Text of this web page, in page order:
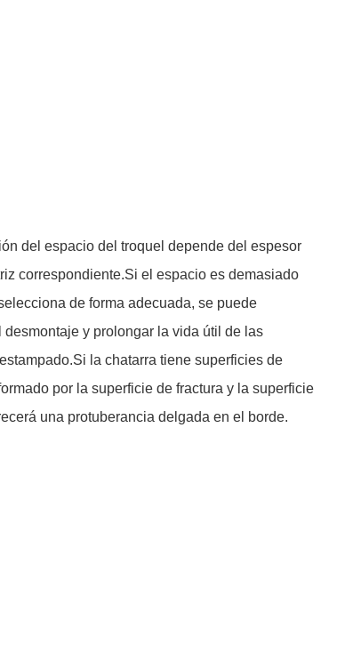
del espacio del troquel depende del espesor
correspondiente.Si el espacio es demasiado
de forma adecuada, se puede
y prolongar la vida útil de las
la chatarra tiene superficies de
por la superficie de fractura y la superficie
una protuberancia delgada en el borde.